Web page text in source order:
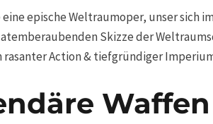
epische Weltraumoper, unser sich
Skizze der
Action & tiefgründiger